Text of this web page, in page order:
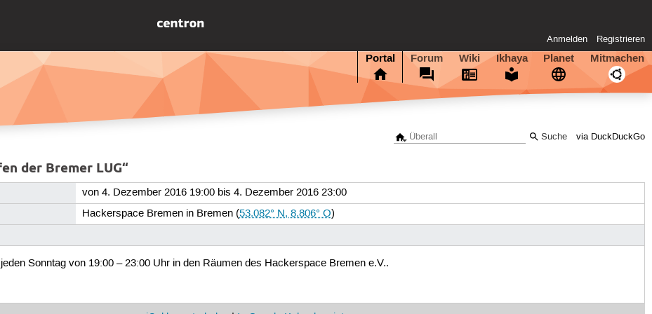
Anmelden Registrieren
Portal Forum Wiki Ikhaya Planet Mitmachen
via DuckDuckGo
der Bremer LUG“
von 4. Dezember 2016 19:00 bis 4. Dezember 2016 23:00
Hackerspace Bremen in Bremen (53.082° N, 8.806° O)
Sonntag von 19:00 – 23:00 Uhr in den Räumen des Hackerspace Bremen e.V..